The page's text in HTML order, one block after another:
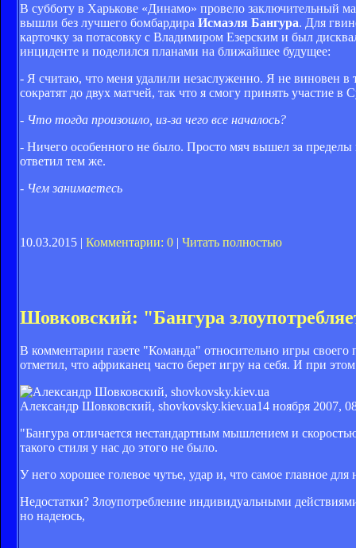
В субботу в Харькове «Динамо» провело заключительный
вышли без лучшего бомбардира Исмаэля Бангура. Для
карточку за потасовку с Владимиром Езерским и был
инциденте и поделился планами на ближайшее будущее:
- Я считаю, что меня удалили незаслуженно. Я не виновен
сократят до двух матчей, так что я смогу принять участие
- Что тогда произошло, из-за чего все началось?
- Ничего особенного не было. Просто мяч вышел за пределы
ответил тем же.
- Чем занимаетесь
10.03.2015 | Комментарии: 0 | Читать полностью
Шовковский: "Бангура
В комментарии газете "Команда" относительно игры
отметил, что африканец часто берет игру на себя. И при этом
Александр Шовковский, shovkovsky.kiev.ua14 ноября 2007,
"Бангура отличается нестандартным мышлением и
такого стиля у нас до этого не было.
У него хорошее голевое чутье, удар и, что самое главное
Недостатки? Злоупотребление индивидуальными
но надеюсь,